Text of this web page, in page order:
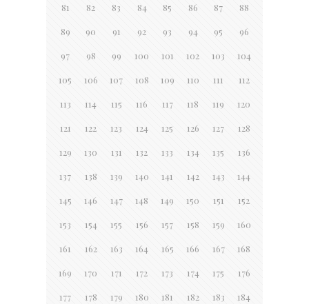
81 82 83 84 85 86 87 88
89 90 91 92 93 94 95 96
97 98 99 100 101 102 103 104
105 106 107 108 109 110 111 112
113 114 115 116 117 118 119 120
121 122 123 124 125 126 127 128
129 130 131 132 133 134 135 136
137 138 139 140 141 142 143 144
145 146 147 148 149 150 151 152
153 154 155 156 157 158 159 160
161 162 163 164 165 166 167 168
169 170 171 172 173 174 175 176
177 178 179 180 181 182 183 184